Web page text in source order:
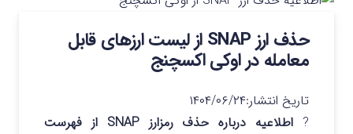
حذف ارز SNAP از لیست ارزهای قابل
معامله در اوکی اکسچنج
تاریخ انتشار:۱۴۰۴/۰۶/۲۴
?
اطلاعیه درباره حذف رمزارز SNAP از فهرست